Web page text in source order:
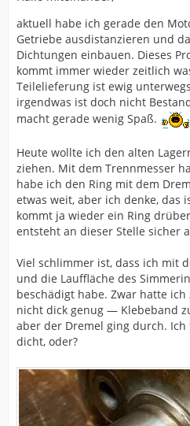
aktuell habe ich gerade den
Getriebe ausdistanzieren und
Dichtungen einbauen. Dieses
kommt immer wieder zeitlich
Teilelieferung ist ewig
irgendwas ist doch nicht
macht gerade wenig Spaß.
Heute wollte ich den alten
ziehen. Mit dem Trennmesser
habe ich den Ring mit dem
etwas weit, aber ich denke, das
kommt ja wieder ein Ring
entsteht an dieser Stelle sicher
Viel schlimmer ist, dass ich mit
und die Lauffläche des
beschädigt habe. Zwar hatte
nicht dick genug — Klebeband
aber der Dremel ging durch.
dicht, oder?